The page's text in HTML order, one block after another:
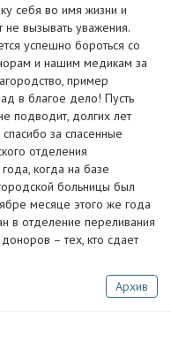
себя во имя жизни и
вызывать уважения.
успешно бороться со
и нашим медикам за
пример
в благое дело! Пусть
подводит, долгих лет
за спасенные
отделения
когда на базе
больницы был
месяце этого же года
в отделение переливания
– тех, кто сдает
Архив